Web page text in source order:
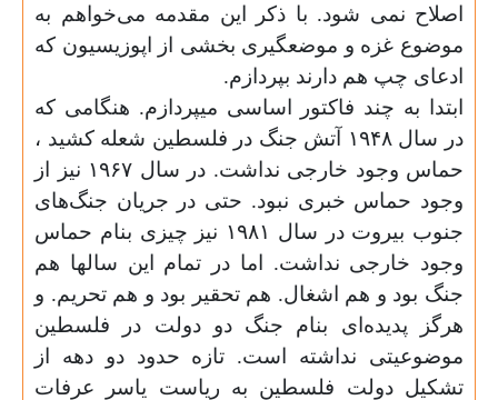
اصلاح نمی شود. با ذکر این مقدمه می‌خواهم به
موضوع غزه و موضعگیری بخشی از اپوزیسیون که
ادعای چپ هم دارند بپردازم.
ابتدا به چند فاکتور اساسی‌ میپردازم. هنگامی که
در سال ۱۹۴۸ آتش جنگ در فلسطین شعله کشید ،
حماس وجود خارجی‌ نداشت. در سال ۱۹۶۷ نیز از
وجود حماس خبری نبود. حتی در جریان جنگ‌های
جنوب بیروت در سال ۱۹۸۱ نیز چیزی بنام حماس
وجود خارجی‌ نداشت. اما در تمام این سالها هم
جنگ بود و هم اشغال. هم تحقیر بود و هم تحریم. و
هرگز پدیده‌ای بنام جنگ دو دولت در فلسطین
موضوعیتی نداشته است. تازه حدود دو دهه از
تشکیل دولت فلسطین به ریاست یاسر عرفات